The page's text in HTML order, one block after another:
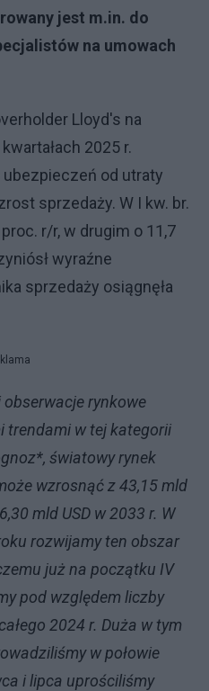
jest m.in. do
na umowach
Lloyd's na
2025 r.
od utraty
sprzedaży. W I kw. br.
r/r, w drugim o 11,7
wyraźne
sprzedaży osiągnęła
rynkowe
trendami w tej kategorii
światowy rynek
wzrosnąć z 43,15 mld
mld USD w 2033 r. W
rozwijamy ten obszar
już na początku IV
pod względem liczby
2024 r. Duża w tym
w połowie
i lipca uprościliśmy